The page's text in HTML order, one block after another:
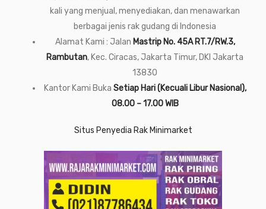
kali yang menjual, menyediakan, dan menawarkan
berbagai jenis rak gudang di Indonesia
Alamat Kami : Jalan Mastrip No. 45A RT.7/RW.3,
Rambutan, Kec. Ciracas, Jakarta Timur, DKI Jakarta
13830
Kantor Kami Buka Setiap Hari (Kecuali Libur Nasional),
08.00 – 17.00 WIB
Situs Penyedia Rak Minimarket